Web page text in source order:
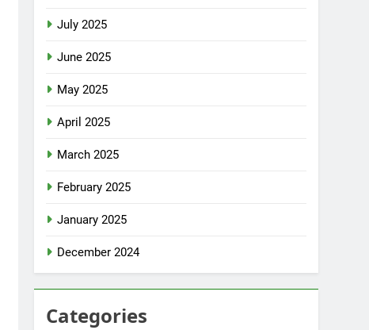
July 2025
June 2025
May 2025
April 2025
March 2025
February 2025
January 2025
December 2024
Categories